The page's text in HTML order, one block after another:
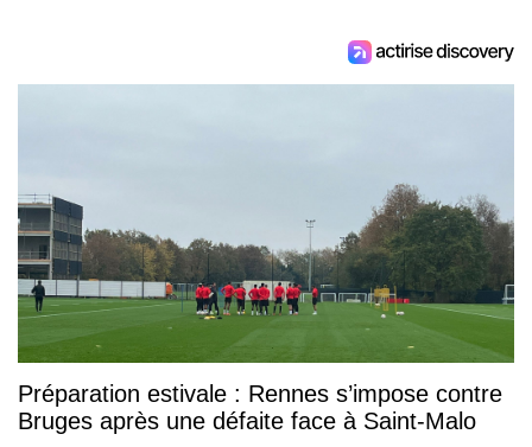
Préparation estivale : Rennes s’impose contre
Bruges après une défaite face à Saint-Malo